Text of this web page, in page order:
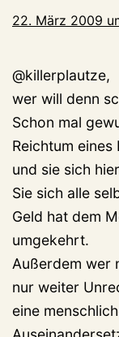
22. März 2009
@killerplautze,
wer will denn
Schon mal
Reichtum
und sie sich
Sie sich alle
Geld hat dem
umgekehrt.
Außerdem wer
nur weiter
eine